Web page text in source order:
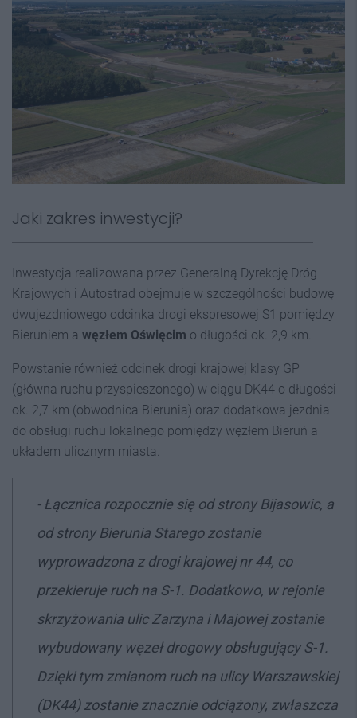
Jaki zakres inwestycji?
Inwestycja realizowana przez Generalną Dyrekcję Dróg
Krajowych i Autostrad obejmuje w szczególności budowę
dwujezdniowego odcinka drogi ekspresowej S1 pomiędzy
Bieruniem a węzłem Oświęcim o długości ok. 2,9 km.
Powstanie również odcinek drogi krajowej klasy GP
(główna ruchu przyspieszonego) w ciągu DK44 o długości
ok. 2,7 km (obwodnica Bierunia) oraz dodatkowa jezdnia
do obsługi ruchu lokalnego pomiędzy węzłem Bieruń a
układem ulicznym miasta.
- Łącznica rozpocznie się od strony Bijasowic, a
od strony Bierunia Starego zostanie
wyprowadzona z drogi krajowej nr 44, co
przekieruje ruch na S-1. Dodatkowo, w rejonie
skrzyżowania ulic Zarzyna i Majowej zostanie
wybudowany węzeł drogowy obsługujący S-1.
Dzięki tym zmianom ruch na ulicy Warszawskiej
(DK44) zostanie znacznie odciążony, zwłaszcza